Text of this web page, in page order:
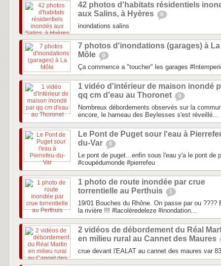
42 photos d'habitats résidentiels
aux Salins, à Hyères
0
inondations salins
7 photos d'inondations (garages) à La
Môle
0
Ça commence a "toucher" les garages
1 vidéo d'intérieur de maison inondé
qq cm d'eau au Thoronet
0
Nombreux débordements observés sur la
encore, le hameau des Beylesses s'est réveillé...
Le Pont de Puget sour l'eau à
du-Var
0
Le pont de puget...enfin sous l'eau y'a le pont de
#coupédumonde #pierrefeu
1 photo de route inondée par crue
torrentielle au Perthuis
1
19/01 Bouches du Rhône. On passe par ou ????
la rivière !!! #lacolèredeleze #inondation...
2 vidéos de débordement du Réal
en milieu rural au Cannet des Maures
crue devant l'EALAT au cannet des maures var 83